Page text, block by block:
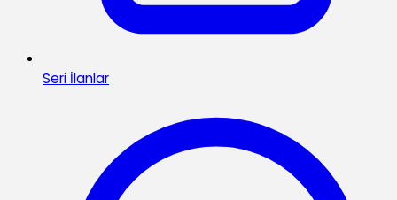
Seri İlanlar